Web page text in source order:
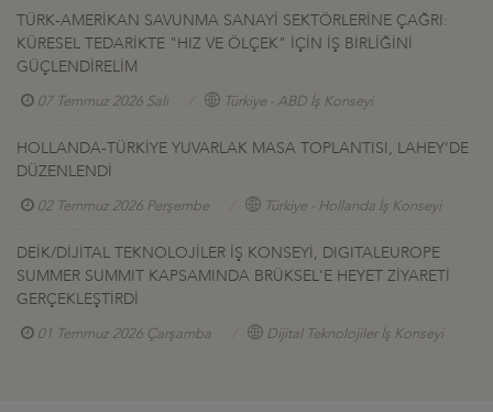
TÜRK-AMERİKAN SAVUNMA SANAYİ SEKTÖRLERİNE ÇAĞRI:
KÜRESEL TEDARİKTE "HIZ VE ÖLÇEK" İÇİN İŞ BİRLİĞİNİ
GÜÇLENDİRELİM
07 Temmuz 2026 Salı Türkiye - ABD İş Konseyi
HOLLANDA-TÜRKİYE YUVARLAK MASA TOPLANTISI, LAHEY’DE
DÜZENLENDİ
02 Temmuz 2026 Perşembe Türkiye - Hollanda İş Konseyi
DEİK/DİJİTAL TEKNOLOJİLER İŞ KONSEYİ, DIGITALEUROPE
SUMMER SUMMIT KAPSAMINDA BRÜKSEL'E HEYET ZİYARETİ
GERÇEKLEŞTİRDİ
01 Temmuz 2026 Çarşamba Dijital Teknolojiler İş Konseyi